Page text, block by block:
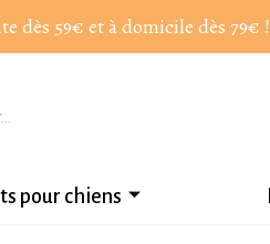
dès 59€ et à domicile dès 79€ !
pour chiens